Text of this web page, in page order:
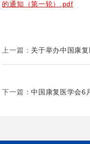
的通知（第一轮）.pdf
上一篇： 关于举办中国康
下一篇：中国康复医学会6